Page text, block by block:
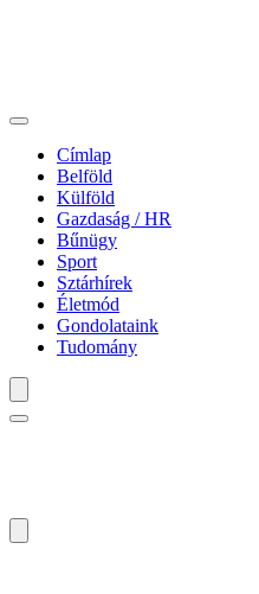
Címlap
Belföld
Külföld
Gazdaság / HR
Bűnügy
Sport
Sztárhírek
Életmód
Gondolataink
Tudomány